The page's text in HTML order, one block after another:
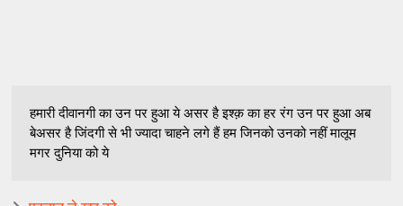
हमारी दीवानगी का उन पर हुआ ये असर है इश्क़ का हर रंग उन पर हुआ अब
बेअसर है जिंदगी से भी ज्यादा चाहने लगे हैं हम जिनको उनको नहीं मालूम
मगर दुनिया को ये